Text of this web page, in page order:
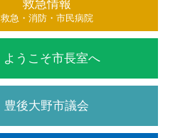
救急情報
救急・消防・市民病院
ようこそ市長室へ
豊後大野市議会